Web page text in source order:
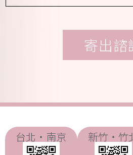
台北・南京 新竹・竹